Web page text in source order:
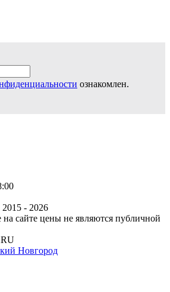
ознакомлен.
- 2026
на сайте цены не являются публичной
Новгород